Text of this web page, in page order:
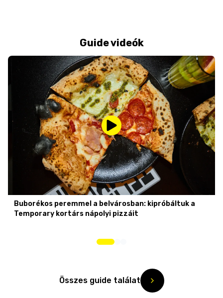
Guide videók
Buborékos peremmel a belvárosban: kipróbáltuk a
Temporary kortárs nápolyi pizzáit
Összes guide találat